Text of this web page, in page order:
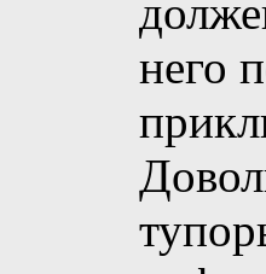
него